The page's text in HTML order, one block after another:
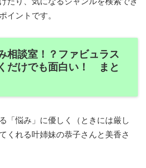
イントです。
相談室！？ファビュラス
だけでも面白い！ まと
「悩み」に優しく（ときには厳し
くれる叶姉妹の恭子さんと美香さ